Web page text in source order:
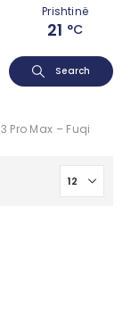
Prishtinë
21 °C
Search
Pro Max – Fuqi